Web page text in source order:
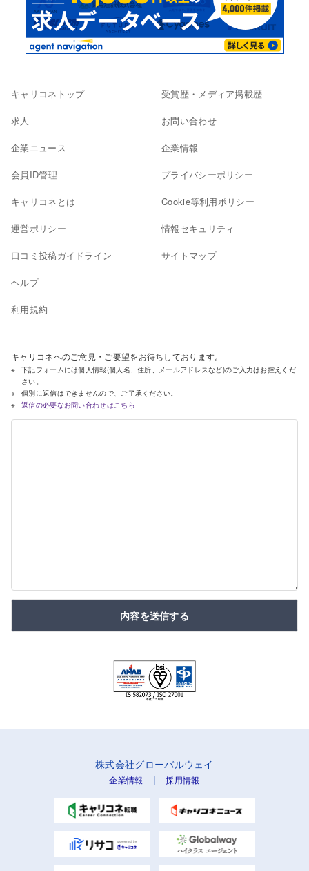
キャリコネトップ
求人
企業ニュース
会員ID管理
キャリコネとは
運営ポリシー
口コミ投稿ガイドライン
ヘルプ
利用規約
受賞歴・メディア掲載歴
お問い合わせ
企業情報
プライバシーポリシー
Cookie等利用ポリシー
情報セキュリティ
サイトマップ
キャリコネへのご意見・ご要望をお待ちしております。
下記フォームには個人情報(個人名、住所、メールアドレスなど)のご入力はお控えくだ
さい。
個別に返信はできませんので、ご了承ください。
返信の必要なお問い合わせはこちら
内容を送信する
株式会社グローバルウェイ
企業情報 |採用情報